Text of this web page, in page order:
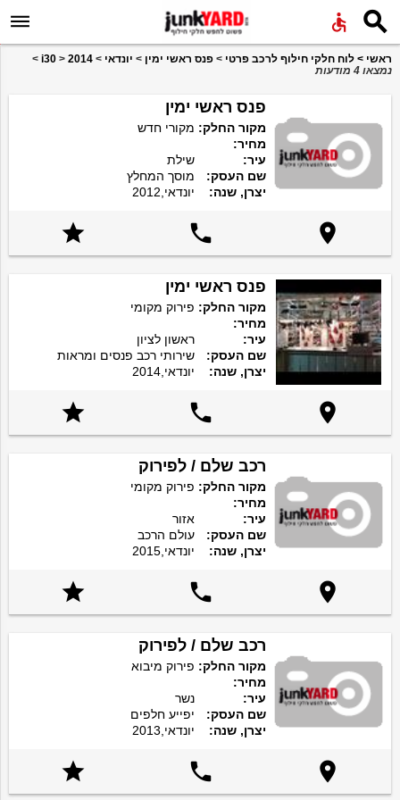
 
ראשי > לוח חלקי חילוף לרכב פרטי > פנס ראשי ימין > יונדאי >
i30 > 2014
>
נמצאו 4 מודעות
פנס ראשי ימין
מקור החלק: מקורי חדש
מחיר:
עיר:
שילת
שם העסק:
מוסך המחלץ
יצרן, שנה:
יונדאי,2012



פנס ראשי ימין
מקור החלק: פירוק מקומי
מחיר:
עיר:
ראשון לציון
שם העסק:
שירותי רכב פנסים ומראות
יצרן, שנה:
יונדאי,2014



רכב שלם / לפירוק
מקור החלק: פירוק מקומי
מחיר:
עיר:
אזור
שם העסק:
עולם הרכב
יצרן, שנה:
יונדאי,2015



רכב שלם / לפירוק
מקור החלק: פירוק מיבוא
מחיר:
עיר:
נשר
שם העסק:
יפייע חלפים
יצרן, שנה:
יונדאי,2013


